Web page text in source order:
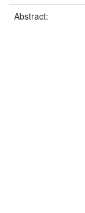
Abstract: